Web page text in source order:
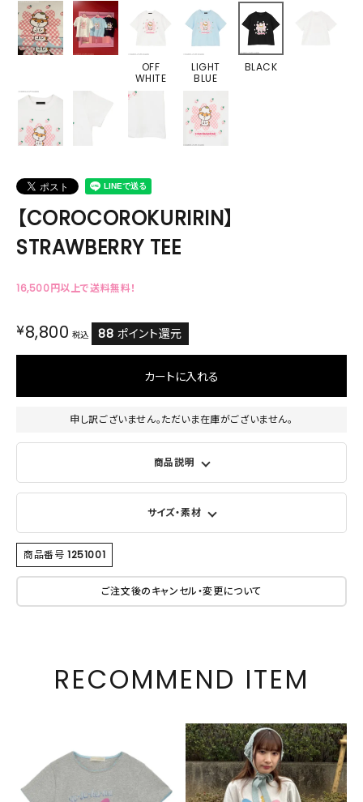
OFF
WHITE
LIGHT
BLUE
BLACK
【COROCOROKURIRIN】
STRAWBERRY TEE
16,500円以上で送料無料！
¥8,800 税込 88 ポイント還元
カートに入れる
申し訳ございません。ただいま在庫がございません。
商品説明
サイズ・素材
商品番号 1251001
ご注文後のキャンセル・変更について
RECOMMEND ITEM